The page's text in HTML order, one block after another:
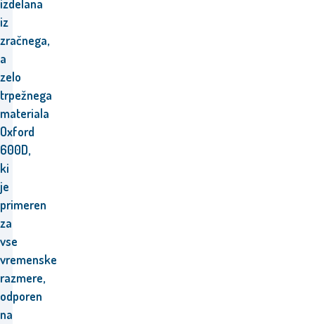
izdelana
iz
zračnega,
a
zelo
trpežnega
materiala
Oxford
600D,
ki
je
primeren
za
vse
vremenske
razmere,
odporen
na